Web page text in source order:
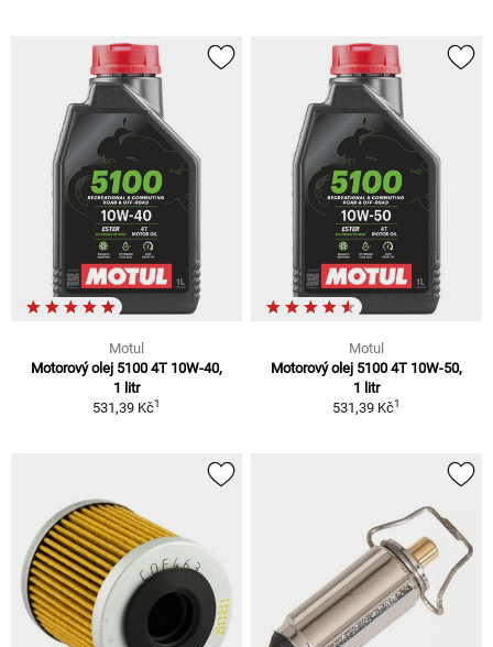
Motul
Motorový olej 5100 4T 10W-40,
1 litr
531,39 Kč1
Motul
Motorový olej 5100 4T 10W-50,
1 litr
531,39 Kč1